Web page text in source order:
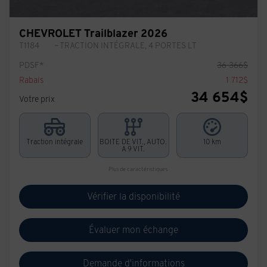
CHEVROLET Trailblazer 2026
T1184
– TRACTION INTÉGRALE, 4 PORTES LT
PDSF*
36 366$
Rabais
1 712$
Votre prix
34 654$
Traction intégrale
BOITE DE VIT., AUTO.
A 9 VIT.
10 km
Plus de caractéristiques
Vérifier la disponibilité
Évaluer mon échange
Demande d'informations